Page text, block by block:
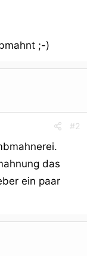
;-)
#2
das
ein paar